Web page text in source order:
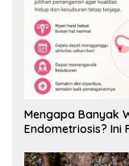
Mengapa Banyak
Endometriosis? Ini